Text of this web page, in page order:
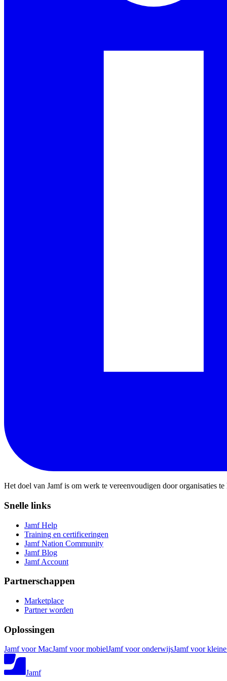
Het doel van Jamf is om werk te vereenvoudigen door organisaties
Snelle links
Jamf Help
Training en certificeringen
Jamf Nation Community
Jamf Blog
Jamf Account
Partnerschappen
Marketplace
Partner worden
Oplossingen
Jamf voor MacJamf voor mobielJamf voor onderwijsJamf voor
Jamf